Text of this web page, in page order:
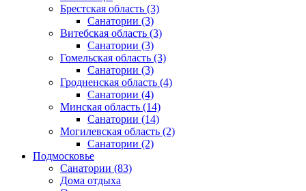
Брестская область (3)
Санатории (3)
Витебская область (3)
Санатории (3)
Гомельская область (3)
Санатории (3)
Гродненская область (4)
Санатории (4)
Минская область (14)
Санатории (14)
Могилевская область (2)
Санатории (2)
Подмосковье
Санатории (83)
Дома отдыха